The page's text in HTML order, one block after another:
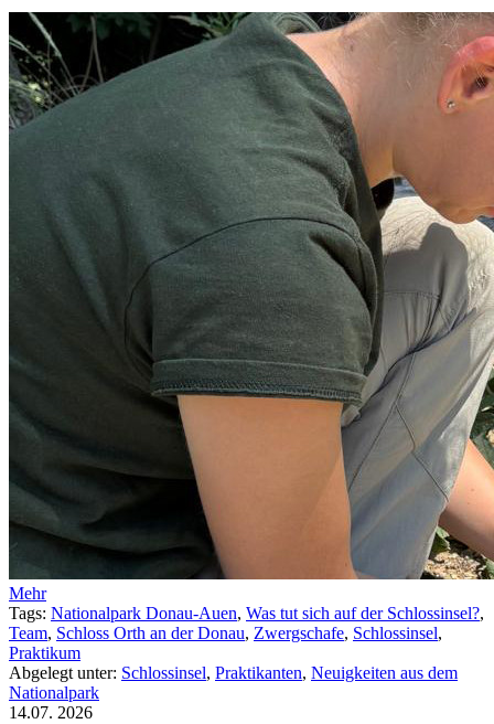
Mehr
Tags: Nationalpark Donau-Auen, Was tut sich auf der Schlossinsel?,
Team, Schloss Orth an der Donau, Zwergschafe, Schlossinsel,
Praktikum
Abgelegt unter: Schlossinsel, Praktikanten, Neuigkeiten aus dem
Nationalpark
14.07. 2026